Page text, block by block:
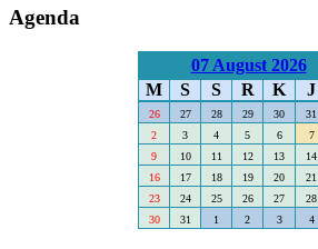
Agenda
07 August 2026
M
S S R K J
26 27 28 29 30 31
2
3 4 5 6 7
9
10 11 12 13 14
16
17 18 19 20 21
23
24 25 26 27 28
30
31 1 2 3 4